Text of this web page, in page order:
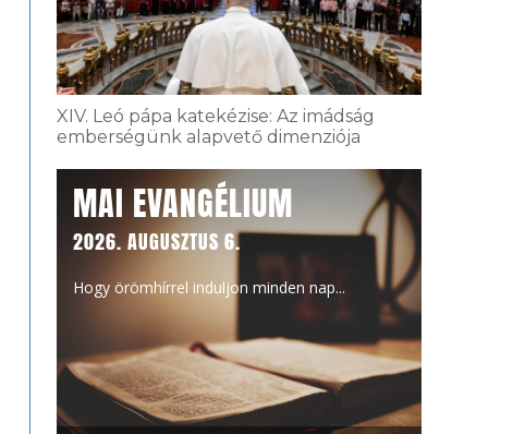
XIV. Leó pápa katekézise: Az imádság
emberségünk alapvető dimenziója
MAI EVANGÉLIUM
2026. AUGUSZTUS 6.
Hogy örömhírrel induljon minden nap...